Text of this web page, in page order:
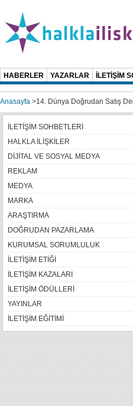
HABERLER YAZARLAR İLETİŞİM
Anasayfa >14. Dünya Doğrudan Satış
İLETİŞİM SOHBETLERİ
HALKLA İLİŞKİLER
DİJİTAL VE SOSYAL MEDYA
REKLAM
MEDYA
MARKA
ARAŞTIRMA
DOĞRUDAN PAZARLAMA
KURUMSAL SORUMLULUK
İLETİŞİM ETİĞİ
İLETİŞİM KAZALARI
İLETİŞİM ÖDÜLLERİ
YAYINLAR
İLETİŞİM EĞİTİMİ